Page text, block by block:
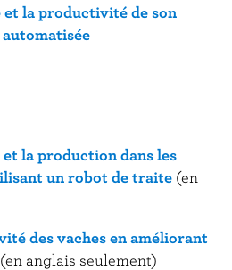
la productivité de son
la production dans les
un robot de traite(en
des vaches en améliorant
anglais seulement)